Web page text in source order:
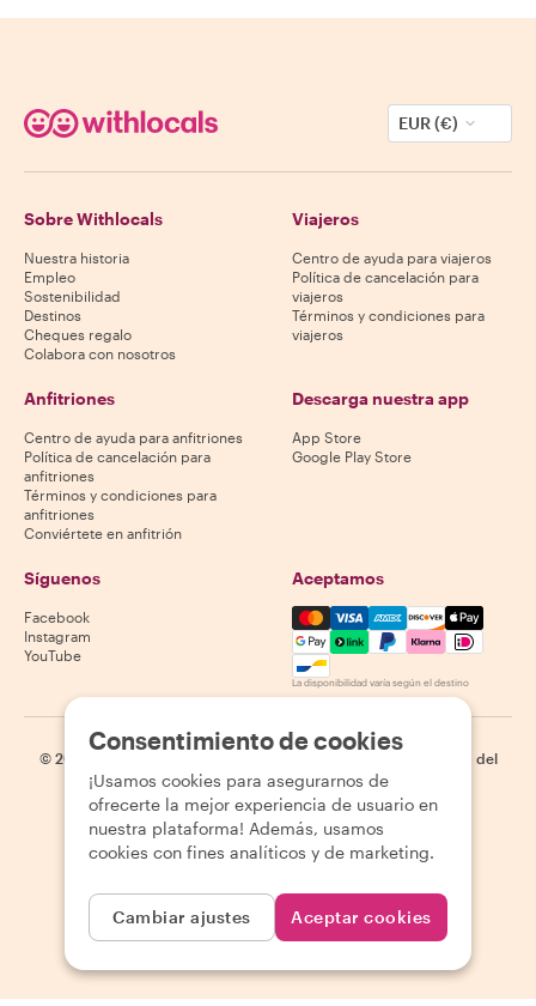
EUR (€)
Sobre Withlocals
Nuestra historia
Empleo
Sostenibilidad
Destinos
Cheques regalo
Colabora con nosotros
Viajeros
Centro de ayuda para viajeros
Política de cancelación para
viajeros
Términos y condiciones para
viajeros
Anfitriones
Centro de ayuda para anfitriones
Política de cancelación para
anfitriones
Términos y condiciones para
anfitriones
Conviértete en anfitrión
Descarga nuestra app
App Store
Google Play Store
Síguenos
Facebook
Instagram
YouTube
Aceptamos
Mastercard, Visa, Amex,
La disponibilidad varía según el destino
© 2026
Mapa del
sitio
Consentimiento de cookies
¡Usamos cookies para asegurarnos de
ofrecerte la mejor experiencia de usuario en
nuestra plataforma! Además, usamos
cookies con fines analíticos y de marketing.
Cambiar ajustes Aceptar cookies